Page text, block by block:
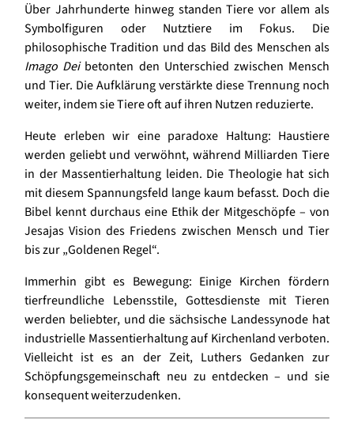
Über Jahrhunderte hinweg standen Tiere vor allem als
Symbolfiguren oder Nutztiere im Fokus. Die
philosophische Tradition und das Bild des Menschen als
Imago Deibetonten den Unterschied zwischen Mensch
und Tier. Die Aufklärung verstärkte diese Trennung noch
weiter, indem sie Tiere oft auf ihren Nutzen reduzierte.
Heute erleben wir eine paradoxe Haltung: Haustiere
werden geliebt und verwöhnt, während Milliarden Tiere
in der Massentierhaltung leiden. Die Theologie hat sich
mit diesem Spannungsfeld lange kaum befasst. Doch die
Bibel kennt durchaus eine Ethik der Mitgeschöpfe – von
Jesajas Vision des Friedens zwischen Mensch und Tier
bis zur „Goldenen Regel“.
Immerhin gibt es Bewegung: Einige Kirchen fördern
tierfreundliche Lebensstile, Gottesdienste mit Tieren
werden beliebter, und die sächsische Landessynode hat
industrielle Massentierhaltung auf Kirchenland verboten.
Vielleicht ist es an der Zeit, Luthers Gedanken zur
Schöpfungsgemeinschaft neu zu entdecken – und sie
konsequent weiterzudenken.